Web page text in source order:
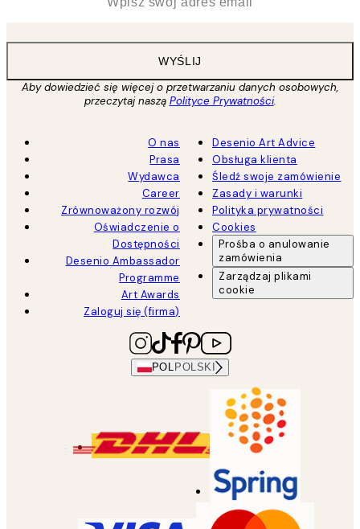
WYŚLIJ
Aby dowiedzieć się więcej o przetwarzaniu danych osobowych,
przeczytaj naszą Polityce Prywatności.
O nas
Prasa
Wydawca
Career
Zrównoważony rozwój
Oświadczenie o
Dostępności
Desenio Ambassador
Programme
Art Awards
Zaloguj się (firma)
Desenio Art Advice
Obsługa klienta
Śledź swoje zamówienie
Zasady i warunki
Polityka prywatności
Cookies
Prośba o anulowanie
zamówienia
Zarządzaj plikami
cookie
POL POLSKI